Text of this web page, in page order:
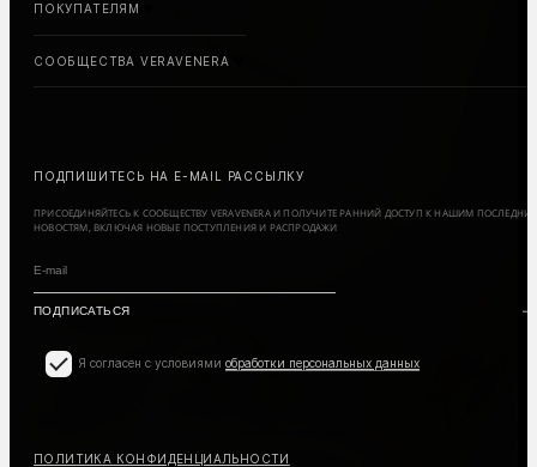
ПОКУПАТЕЛЯМ
СООБЩЕСТВА VERAVENERA
ПОДПИШИТЕСЬ НА E-MAIL РАССЫЛКУ
ПРИСОЕДИНЯЙТЕСЬ К СООБЩЕСТВУ VERAVENERA И ПОЛУЧИТЕ РАННИЙ ДОСТУП К НАШИМ
НОВОСТЯМ, ВКЛЮЧАЯ НОВЫЕ ПОСТУПЛЕНИЯ И РАСПРОДАЖИ
Я согласен с условиями обработки персональных данных
ПОЛИТИКА КОНФИДЕНЦИАЛЬНОСТИ